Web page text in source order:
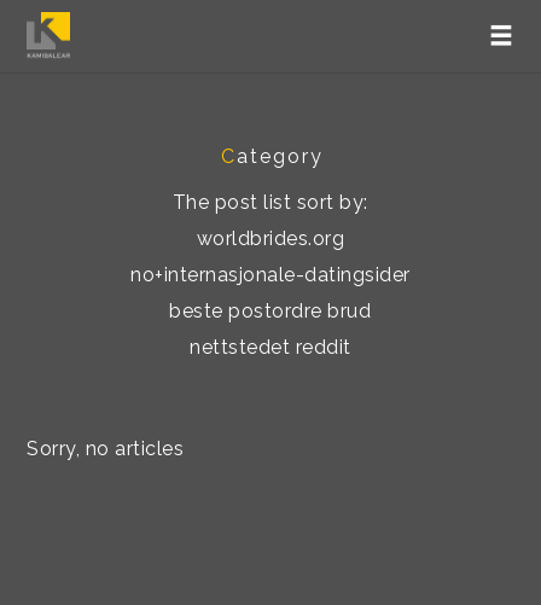
Category
The post list sort by:
worldbrides.org
no+internasjonale-datingsider
beste postordre brud
nettstedet reddit
Sorry, no articles